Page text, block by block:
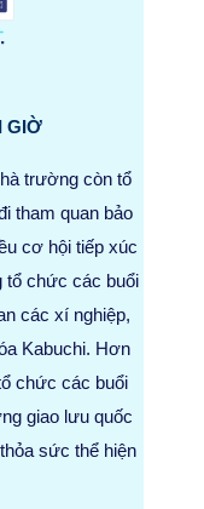
GIỜ
trường còn tổ
tham quan bảo
cơ hội tiếp xúc
tổ chức các buổi
các xí nghiệp,
Kabuchi. Hơn
chức các buổi
giao lưu quốc
sức thể hiện